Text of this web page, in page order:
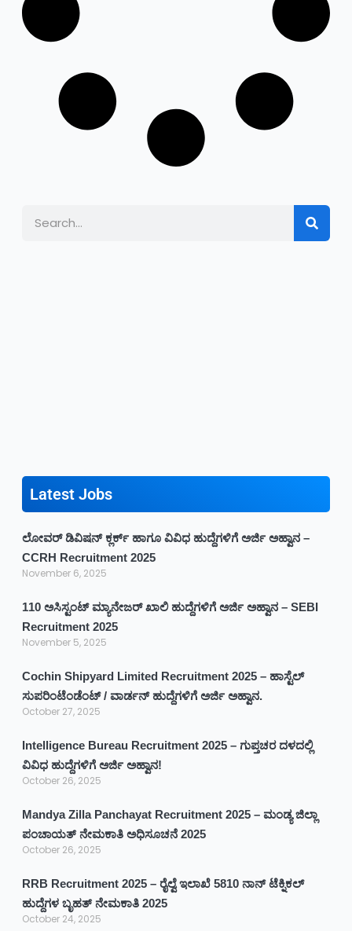
Search
Latest Jobs
ಲೋವರ್ ಡಿವಿಷನ್ ಕ್ಲರ್ಕ್ ಹಾಗೂ ವಿವಿಧ ಹುದ್ದೆಗಳಿಗೆ ಅರ್ಜಿ ಅಹ್ವಾನ –
CCRH Recruitment 2025
November 6, 2025
110 ಅಸಿಸ್ಟಂಟ್ ಮ್ಯಾನೇಜರ್ ಖಾಲಿ ಹುದ್ದೆಗಳಿಗೆ ಅರ್ಜಿ ಅಹ್ವಾನ – SEBI
Recruitment 2025
November 5, 2025
Cochin Shipyard Limited Recruitment 2025 – ಹಾಸ್ಟೆಲ್
ಸುಪರಿಂಟೆಂಡೆಂಟ್ / ವಾರ್ಡನ್ ಹುದ್ದೆಗಳಿಗೆ ಅರ್ಜಿ ಅಹ್ವಾನ.
October 27, 2025
Intelligence Bureau Recruitment 2025 – ಗುಪ್ತಚರ ದಳದಲ್ಲಿ
ವಿವಿಧ ಹುದ್ದೆಗಳಿಗೆ ಅರ್ಜಿ ಅಹ್ವಾನ!
October 26, 2025
Mandya Zilla Panchayat Recruitment 2025 – ಮಂಡ್ಯ ಜಿಲ್ಲಾ
ಪಂಚಾಯತ್ ನೇಮಕಾತಿ ಅಧಿಸೂಚನೆ 2025
October 26, 2025
RRB Recruitment 2025 – ರೈಲ್ವೆ ಇಲಾಖೆ 5810 ನಾನ್ ಟೆಕ್ನಿಕಲ್
ಹುದ್ದೆಗಳ ಬೃಹತ್ ನೇಮಕಾತಿ 2025
October 24, 2025